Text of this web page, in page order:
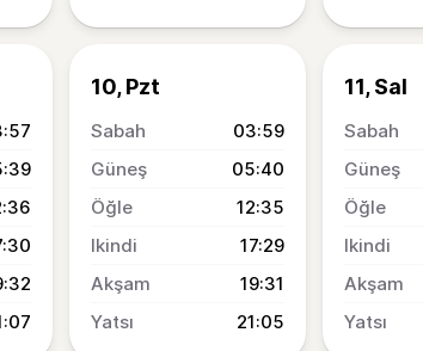
10, Pzt
03:59
05:40
12:35
17:29
19:31
21:05
11, Sal